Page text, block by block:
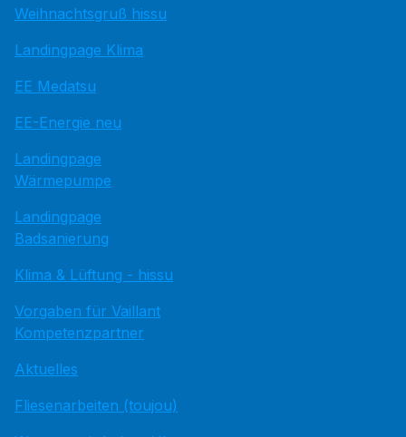
Weihnachtsgruß hissu
Landingpage Klima
EE Medatsu
EE-Energie neu
Landingpage
Wärmepumpe
Landingpage
Badsanierung
Klima & Lüftung - hissu
Vorgaben für Vaillant
Kompetenzpartner
Aktuelles
Fliesenarbeiten (toujou)